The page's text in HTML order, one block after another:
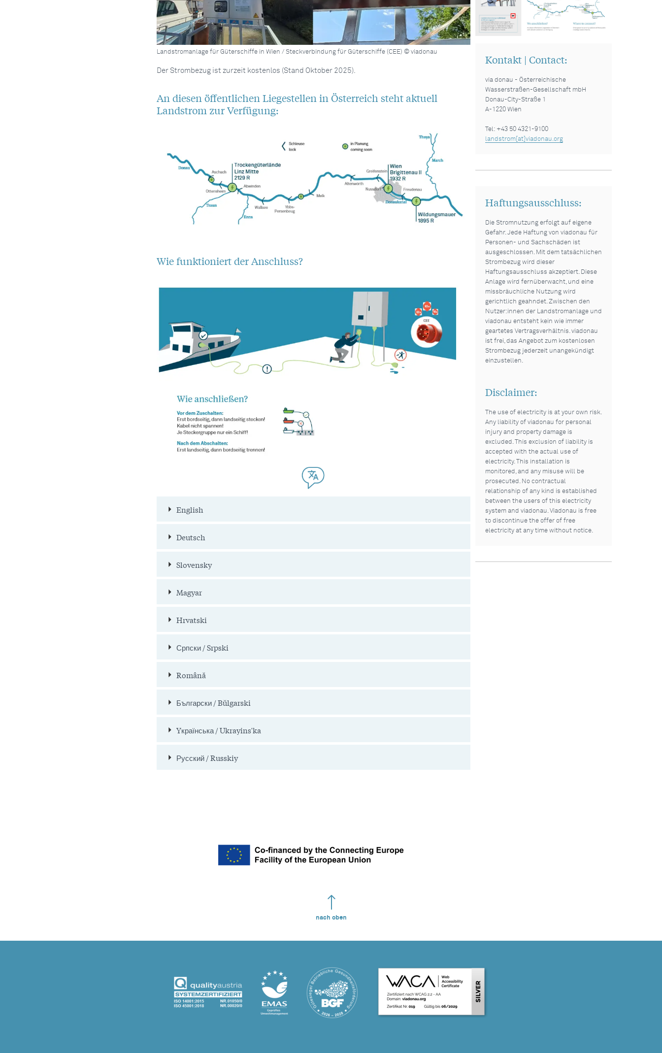
Landstromanlage für Güterschiffe in Wien / Steckverbindung für Güterschiffe (CEE) © viadonau
Der Strombezug ist zurzeit kostenlos (Stand Oktober 2025).
An diesen öffentlichen Liegestellen in Österreich steht aktuell
Landstrom zur Verfügung:
Wie funktioniert der Anschluss?
English
Deutsch
Slovensky
Magyar
Hrvatski
Српски / Srpski
Română
Български / Bŭlgarski
Yкраїнська / Ukrayinsʹka
Русский / Russkiy
Kontakt | Contact:
via donau - Österreichische
Wasserstraßen-Gesellschaft mbH
Donau-City-Straße 1
A-1220 Wien
Tel: +43 50 4321-9100
landstrom[at]viadonau.org
Haftungsausschluss:
Die Stromnutzung erfolgt auf eigene
Gefahr. Jede Haftung von viadonau für
Personen- und Sachschäden ist
ausgeschlossen. Mit dem tatsächlichen
Strombezug wird dieser
Haftungsausschluss akzeptiert. Diese
Anlage wird fernüberwacht, und eine
missbräuchliche Nutzung wird
gerichtlich geahndet. Zwischen den
Nutzer:innen der Landstromanlage und
viadonau entsteht kein wie immer
geartetes Vertragsverhältnis. viadonau
ist frei, das Angebot zum kostenlosen
Strombezug jederzeit unangekündigt
einzustellen.
Disclaimer:
The use of electricity is at your own risk.
Any liability of viadonau for personal
injury and property damage is
excluded. This exclusion of liability is
accepted with the actual use of
electricity. This installation is
monitored, and any misuse will be
prosecuted. No contractual
relationship of any kind is established
between the users of this electricity
system and viadonau. Viadonau is free
to discontinue the offer of free
electricity at any time without notice.
nach oben